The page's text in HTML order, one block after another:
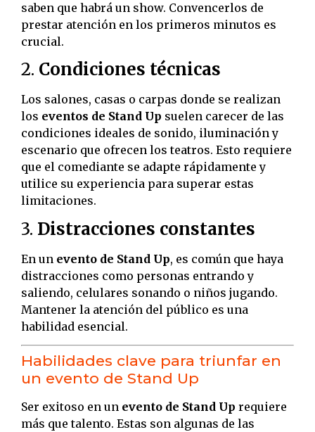
saben que habrá un show. Convencerlos de
prestar atención en los primeros minutos es
crucial.
2. Condiciones técnicas
Los salones, casas o carpas donde se realizan
los eventos de Stand Up suelen carecer de las
condiciones ideales de sonido, iluminación y
escenario que ofrecen los teatros. Esto requiere
que el comediante se adapte rápidamente y
utilice su experiencia para superar estas
limitaciones.
3. Distracciones constantes
En un evento de Stand Up, es común que haya
distracciones como personas entrando y
saliendo, celulares sonando o niños jugando.
Mantener la atención del público es una
habilidad esencial.
Habilidades clave para triunfar en
un evento de Stand Up
Ser exitoso en un evento de Stand Up requiere
más que talento. Estas son algunas de las